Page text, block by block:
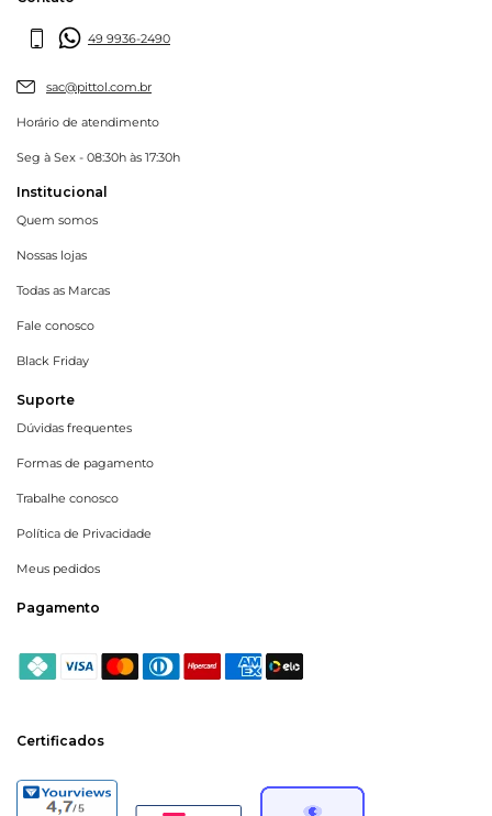
49 9936-2490
sac@pittol.com.br
Horário de atendimento
Seg à Sex - 08:30h às 17:30h
Institucional
Quem somos
Nossas lojas
Todas as Marcas
Fale conosco
Black Friday
Suporte
Dúvidas frequentes
Formas de pagamento
Trabalhe conosco
Política de Privacidade
Meus pedidos
Pagamento
Certificados